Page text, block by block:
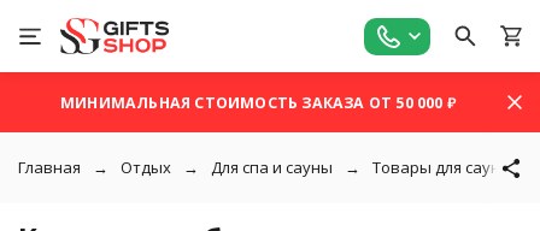
МИНИМАЛЬНАЯ СТОИМОСТЬ ЗАКАЗА ОТ 50 000 ₽
Главная Отдых Для спа и сауны Товары для сауны